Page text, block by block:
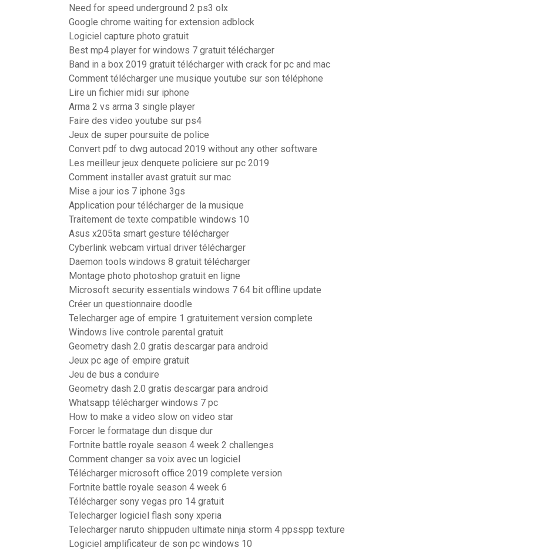
Need for speed underground 2 ps3 olx
Google chrome waiting for extension adblock
Logiciel capture photo gratuit
Best mp4 player for windows 7 gratuit télécharger
Band in a box 2019 gratuit télécharger with crack for pc and mac
Comment télécharger une musique youtube sur son téléphone
Lire un fichier midi sur iphone
Arma 2 vs arma 3 single player
Faire des video youtube sur ps4
Jeux de super poursuite de police
Convert pdf to dwg autocad 2019 without any other software
Les meilleur jeux denquete policiere sur pc 2019
Comment installer avast gratuit sur mac
Mise a jour ios 7 iphone 3gs
Application pour télécharger de la musique
Traitement de texte compatible windows 10
Asus x205ta smart gesture télécharger
Cyberlink webcam virtual driver télécharger
Daemon tools windows 8 gratuit télécharger
Montage photo photoshop gratuit en ligne
Microsoft security essentials windows 7 64 bit offline update
Créer un questionnaire doodle
Telecharger age of empire 1 gratuitement version complete
Windows live controle parental gratuit
Geometry dash 2.0 gratis descargar para android
Jeux pc age of empire gratuit
Jeu de bus a conduire
Geometry dash 2.0 gratis descargar para android
Whatsapp télécharger windows 7 pc
How to make a video slow on video star
Forcer le formatage dun disque dur
Fortnite battle royale season 4 week 2 challenges
Comment changer sa voix avec un logiciel
Télécharger microsoft office 2019 complete version
Fortnite battle royale season 4 week 6
Télécharger sony vegas pro 14 gratuit
Telecharger logiciel flash sony xperia
Telecharger naruto shippuden ultimate ninja storm 4 ppsspp texture
Logiciel amplificateur de son pc windows 10